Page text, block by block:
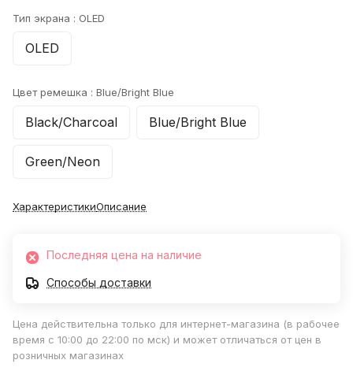
Тип экрана : OLED
OLED
Цвет ремешка : Blue/Bright Blue
Black/Charcoal Blue/Bright Blue
Green/Neon
ХарактеристикиОписание
Последняя цена на наличие
Способы доставки
Цена действительна только для интернет-магазина (в рабочее
время с 10:00 до 22:00 по мск) и может отличаться от цен в
розничных магазинах